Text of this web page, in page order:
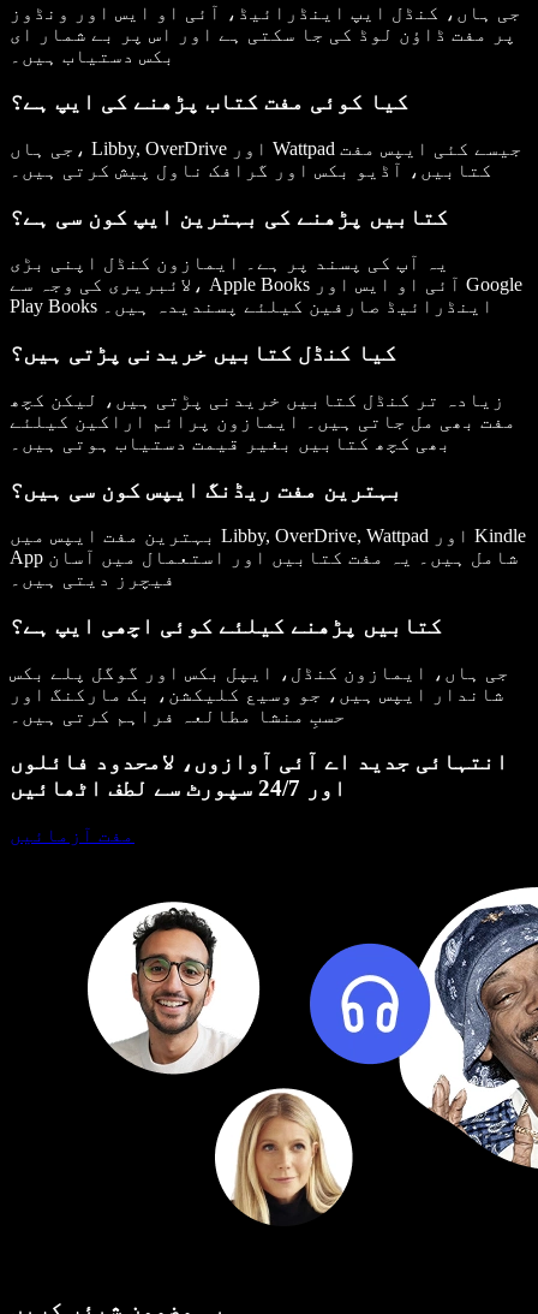
جی ہاں، کنڈل ایپ اینڈرائیڈ، آئی او ایس اور ونڈوز
پر مفت ڈاؤن لوڈ کی جا سکتی ہے اور اس پر بے شمار ای
بکس دستیاب ہیں۔
کیا کوئی مفت کتاب پڑھنے کی ایپ ہے؟
جی ہاں، Libby, OverDrive اور Wattpad جیسے کئی ایپس مفت
کتابیں، آڈیو بکس اور گرافک ناول پیش کرتی ہیں۔
کتابیں پڑھنے کی بہترین ایپ کون سی ہے؟
یہ آپ کی پسند پر ہے۔ ایمازون کنڈل اپنی بڑی
لائبریری کی وجہ سے، Apple Books آئی او ایس اور Google
Play Books اینڈرائیڈ صارفین کیلئے پسندیدہ ہیں۔
کیا کنڈل کتابیں خریدنی پڑتی ہیں؟
زیادہ تر کنڈل کتابیں خریدنی پڑتی ہیں، لیکن کچھ
مفت بھی مل جاتی ہیں۔ ایمازون پرائم اراکین کیلئے
بھی کچھ کتابیں بغیر قیمت دستیاب ہوتی ہیں۔
بہترین مفت ریڈنگ ایپس کون سی ہیں؟
بہترین مفت ایپس میں Libby, OverDrive, Wattpad اور Kindle
App شامل ہیں۔ یہ مفت کتابیں اور استعمال میں آسان
فیچرز دیتی ہیں۔
کتابیں پڑھنے کیلئے کوئی اچھی ایپ ہے؟
جی ہاں، ایمازون کنڈل، ایپل بکس اور گوگل پلے بکس
شاندار ایپس ہیں، جو وسیع کلیکشن، بک مارکنگ اور
حسبِ منشا مطالعہ فراہم کرتی ہیں۔
انتہائی جدید اے آئی آوازوں، لامحدود فائلوں
اور 24/7 سپورٹ سے لطف اٹھائیں
مفت آزمائیں